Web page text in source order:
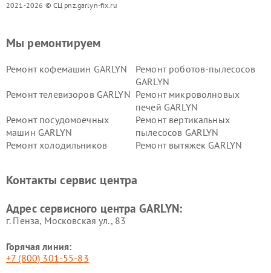
2021-2026 © СЦ pnz.garlyn-fix.ru
Мы ремонтируем
Ремонт кофемашин GARLYN
Ремонт роботов-пылесосов
GARLYN
Ремонт телевизоров GARLYN Ремонт микроволновых
печей GARLYN
Ремонт посудомоечных
машин GARLYN
Ремонт вертикальных
пылесосов GARLYN
Ремонт холодильников
Ремонт вытяжек GARLYN
стеклоочистителей GARLYN
GARLYN
GARLYN
Контакты сервис центра
Адрес сервисного центра GARLYN:
г. Пенза, Московская ул., 83
Горячая линия:
+7 (800) 301-55-83